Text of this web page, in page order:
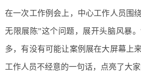
在一次工作例会上，中心工作人员围
无限展陈”这个问题，展开头脑风暴
多，有没有可能让案例展在大屏幕上
工作人员不经意的一句话，点亮了大家